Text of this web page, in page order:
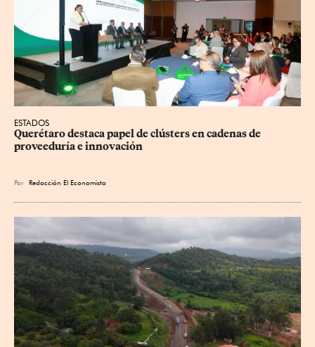
ESTADOS
Querétaro destaca papel de clústers en cadenas de
proveeduría e innovación
Por Redacción El Economista